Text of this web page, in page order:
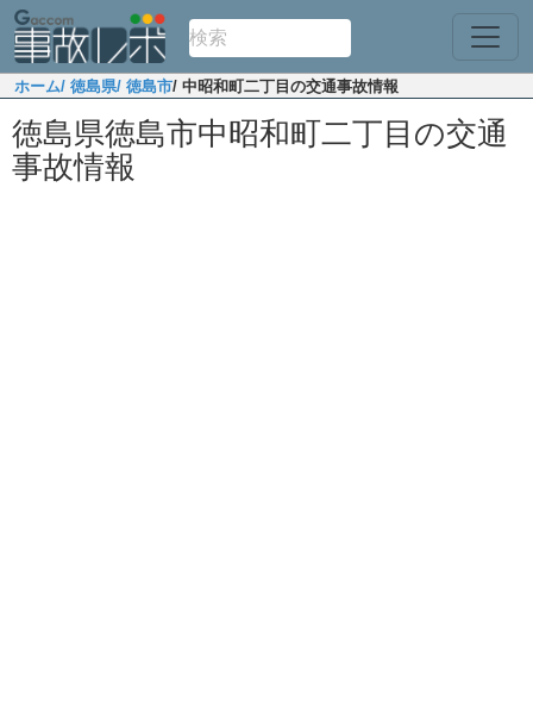
ホーム/ 徳島県/ 徳島市/ 中昭和町二丁目の交通事故情報
徳島県徳島市中昭和町二丁目の交通
事故情報